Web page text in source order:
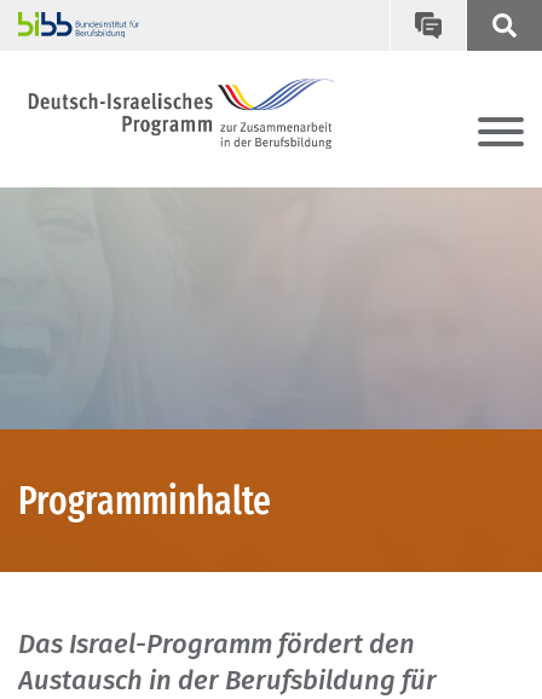
Programminhalte
Das Israel-Programm fördert den
Austausch in der Berufsbildung für